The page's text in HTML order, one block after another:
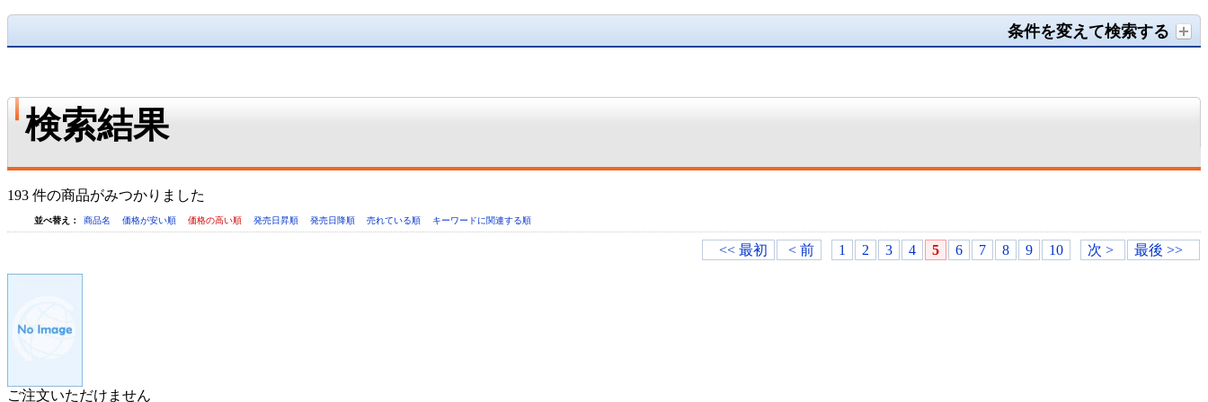
条件を変えて検索する
検索結果
193 件の商品がみつかりました
並べ替え： 商品名 価格が安い順 価格の高い順 発売日昇順 発売日降順 売れている順 キーワードに関連する順
<< 最初 < 前 1 2 3 4 5 6 7 8 9 10 次 > 最後 >>
ご注文いただけません